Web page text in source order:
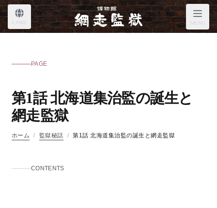
LANG MENU
PAGE
第1話 北海道集治監の誕生と
網走監獄
ホーム / 監獄秘話 / 第1話 北海道集治監の誕生と網走監獄
CONTENTS